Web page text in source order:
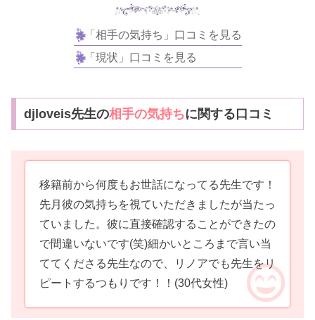
「相手の気持ち」口コミを見る
「現状」口コミを見る
djloveis先生の相手の気持ちに関する口コミ
移籍前から何度もお世話になってる先生です！
先月彼の気持ちを視ていただきましたが当たっ
ていました。彼に直接確認することができたの
で間違いないです(笑)細かいところまで言い当
ててくださる先生なので、リノアでも先生をリ
ピートするつもりです！！ (30代女性)